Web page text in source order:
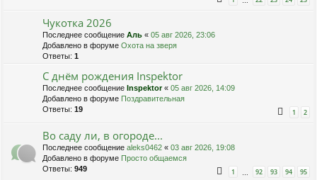
Чукотка 2026
Последнее сообщение Аль « 05 авг 2026, 23:06
Добавлено в форуме Охота на зверя
Ответы: 1
С днём рождения Inspektor
Последнее сообщение Inspektor« 05 авг 2026, 14:09
Добавлено в форуме Поздравительная
Ответы: 19 1 2
Во саду ли, в огороде...
Последнее сообщение aleks0462 « 03 авг 2026, 19:08
Добавлено в форуме Просто общаемся
Ответы: 949 1 … 92 93 94 95